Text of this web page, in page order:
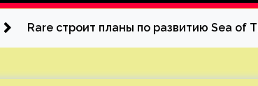
Rare строит планы по развитию Sea of